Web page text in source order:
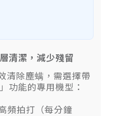
清潔，減少殘留
清除塵螨，需選擇帶
功能的專用機型：
頻拍打（每分鐘